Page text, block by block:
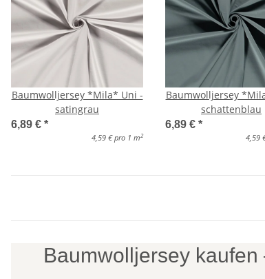
Baumwolljersey *Mila* Uni -
satingrau
6,89 € *
4,59 € pro 1 m2
Baumwolljersey
schattenblau
6,89 € *
4,59
Baumwolljersey